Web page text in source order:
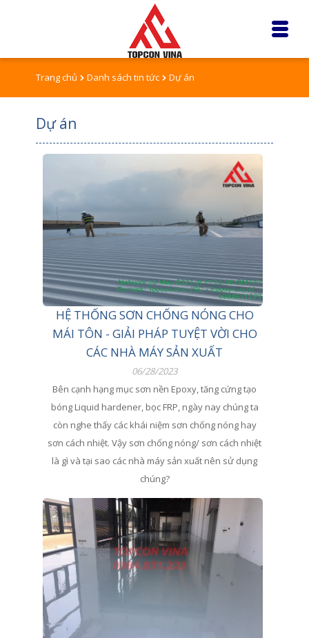
Trang chủ Danh sách tin tức Dự án
Dự án
HỆ THỐNG SƠN CHỐNG NÓNG CHO
MÁI TÔN - GIẢI PHÁP TUYỆT VỜI CHO
CÁC NHÀ MÁY SẢN XUẤT
06/28/2023
Bên cạnh hạng mục sơn nền Epoxy, tăng cứng tạo
bóng Liquid hardener, bọc FRP, ngày nay chúng ta
còn nghe thấy các khái niệm sơn chống nóng hay
sơn cách nhiệt. Vậy sơn chống nóng/ sơn cách nhiệt
là gì và tại sao các nhà máy sản xuất nên sử dụng
chúng?
Pages